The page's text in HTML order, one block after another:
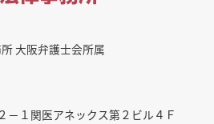
大阪弁護士会所属
－１関医アネックス第２ビル４Ｆ